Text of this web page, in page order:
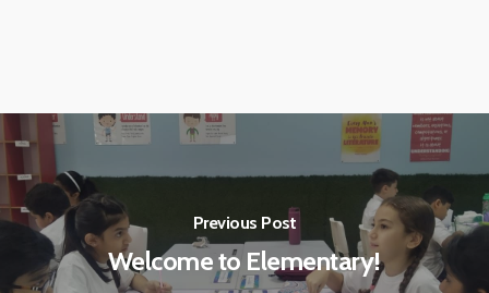
Previous Post
Welcome to Elementary!